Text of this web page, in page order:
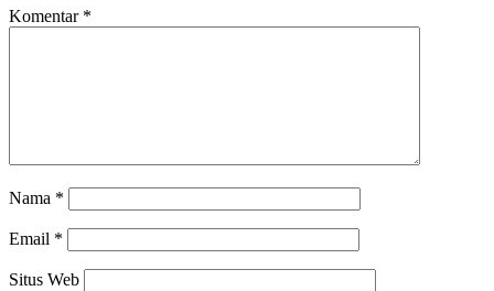
Komentar *
Nama *
Email *
Situs Web